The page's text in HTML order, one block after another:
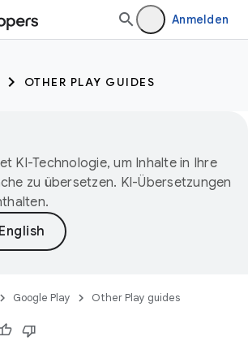
Anmelden
OTHER PLAY GUIDES
KI-Technologie, um Inhalte in Ihre
zu übersetzen. KI-Übersetzungen
Google Play Other Play guides